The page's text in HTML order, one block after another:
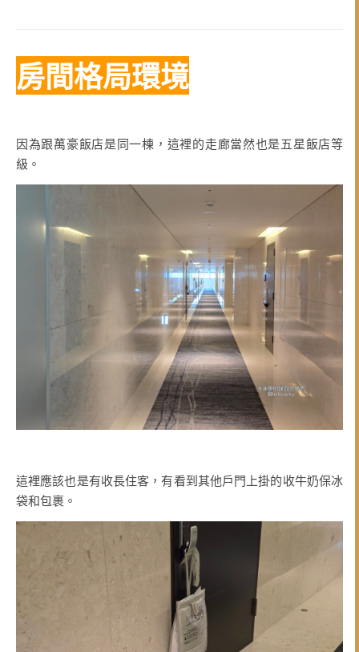
房間格局環境
因為跟萬豪飯店是同一棟，這裡的走廊當然也是五星飯店等
級。
這裡應該也是有收長住客，有看到其他戶門上掛的收牛奶保冰
袋和包裹。